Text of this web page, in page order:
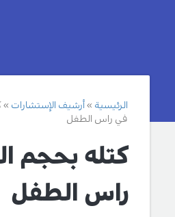
الرئيسية أرشيف الإستشارات
في راس الطفل
كتله بحجم
راس الطفل